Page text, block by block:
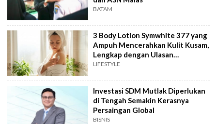
BATAM
3 Body Lotion Symwhite 377 yang
Ampuh Mencerahkan Kulit Kusam,
Lengkap dengan Ulasan
Pengguna!
LIFESTYLE
Investasi SDM Mutlak Diperlukan
di Tengah Semakin Kerasnya
Persaingan Global
BISNIS